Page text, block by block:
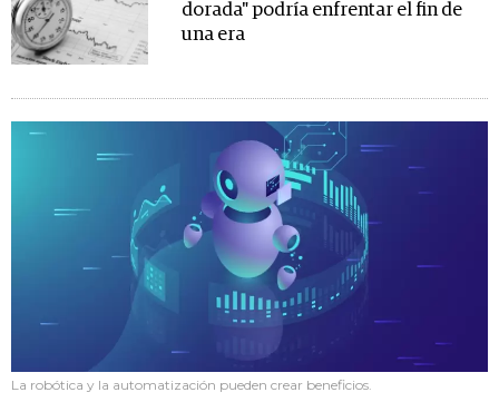
dorada" podría enfrentar el fin de
una era
La robótica y la automatización pueden crear beneficios.